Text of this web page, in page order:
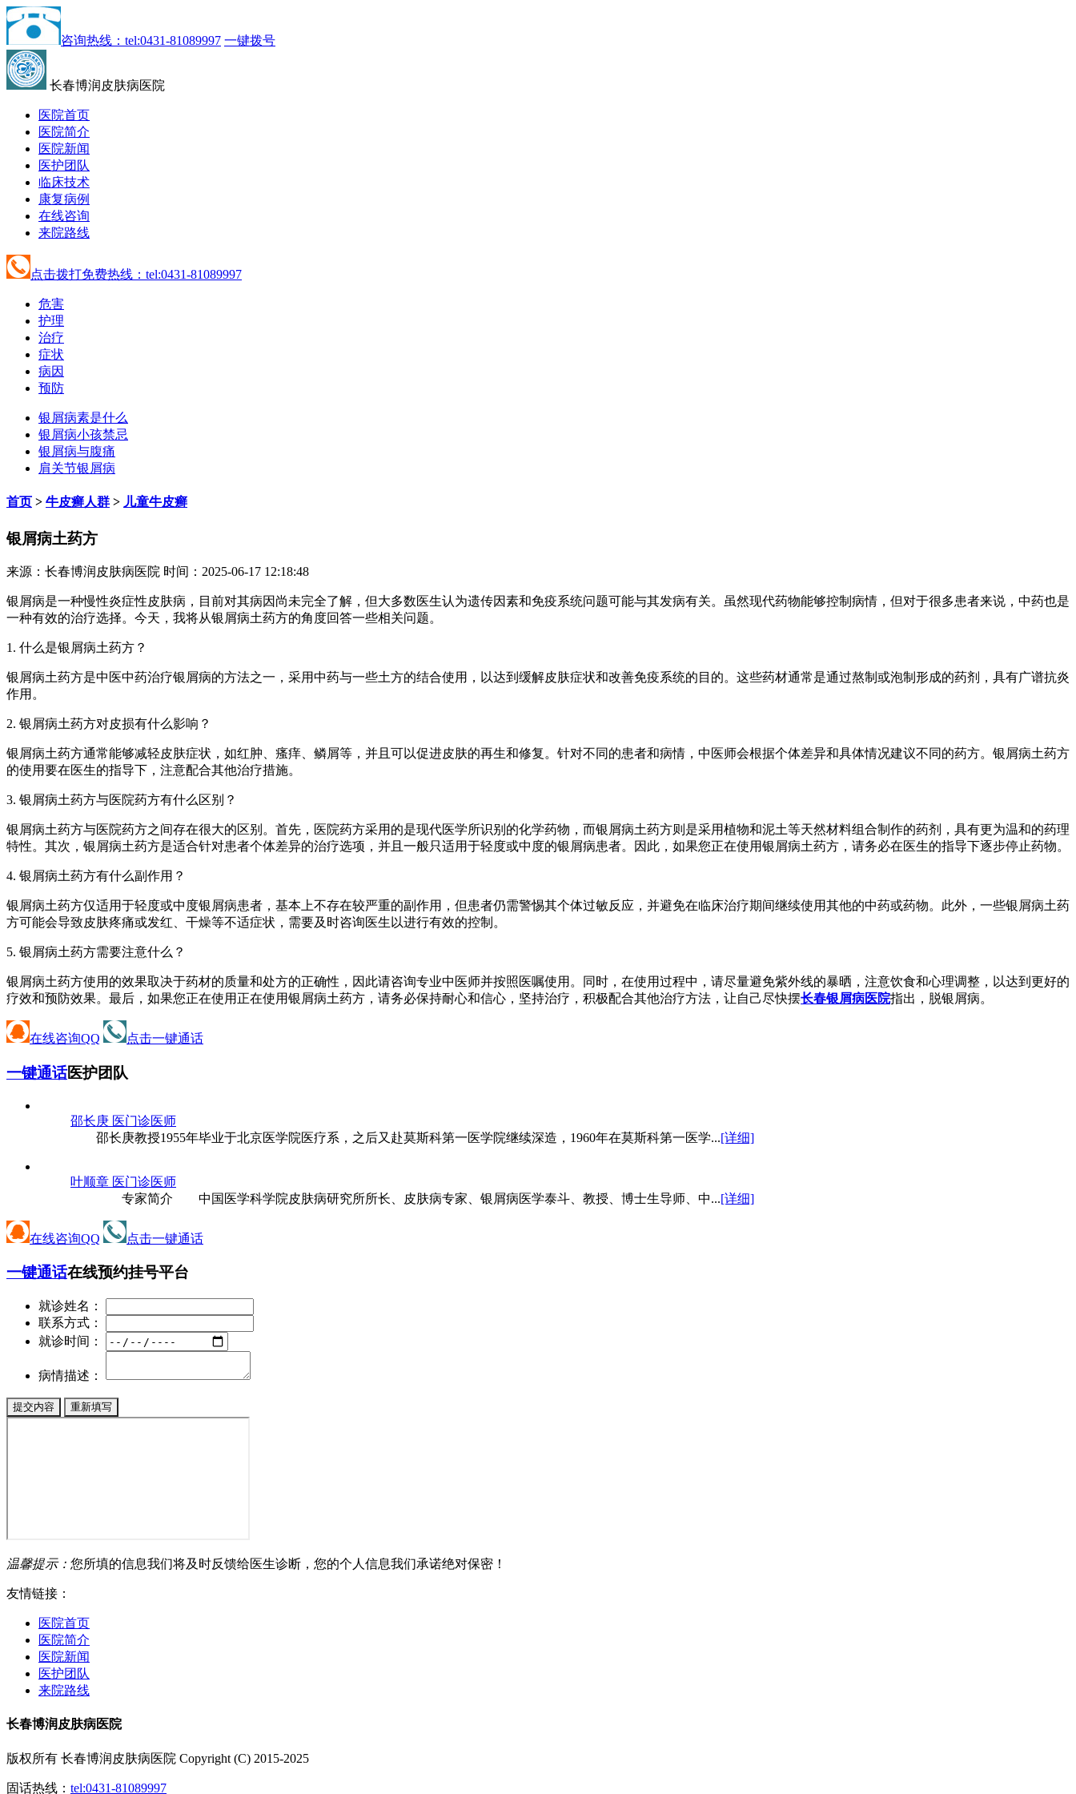
咨询热线：tel:0431-81089997 一键拨号
长春博润皮肤病医院
医院首页
医院简介
医院新闻
医护团队
临床技术
康复病例
在线咨询
来院路线
点击拨打免费热线：tel:0431-81089997
危害
护理
治疗
症状
病因
预防
银屑病素是什么
银屑病小孩禁忌
银屑病与腹痛
肩关节银屑病
首页 > 牛皮癣人群 > 儿童牛皮癣
银屑病土药方
来源：长春博润皮肤病医院 时间：2025-06-17 12:18:48
银屑病是一种慢性炎症性皮肤病，目前对其病因尚未完全了解，但大多数医生认为遗传因素和免疫系统问题可能与其发病有关。虽然现代药物能够控制病情，但对于很多患者来说，中药也是
一种有效的治疗选择。今天，我将从银屑病土药方的角度回答一些相关问题。
1. 什么是银屑病土药方？
银屑病土药方是中医中药治疗银屑病的方法之一，采用中药与一些土方的结合使用，以达到缓解皮肤症状和改善免疫系统的目的。这些药材通常是通过熬制或泡制形成的药剂，具有广谱抗炎
作用。
2. 银屑病土药方对皮损有什么影响？
银屑病土药方通常能够减轻皮肤症状，如红肿、瘙痒、鳞屑等，并且可以促进皮肤的再生和修复。针对不同的患者和病情，中医师会根据个体差异和具体情况建议不同的药方。银屑病土药方
的使用要在医生的指导下，注意配合其他治疗措施。
3. 银屑病土药方与医院药方有什么区别？
银屑病土药方与医院药方之间存在很大的区别。首先，医院药方采用的是现代医学所识别的化学药物，而银屑病土药方则是采用植物和泥土等天然材料组合制作的药剂，具有更为温和的药理
特性。其次，银屑病土药方是适合针对患者个体差异的治疗选项，并且一般只适用于轻度或中度的银屑病患者。因此，如果您正在使用银屑病土药方，请务必在医生的指导下逐步停止药物。
4. 银屑病土药方有什么副作用？
银屑病土药方仅适用于轻度或中度银屑病患者，基本上不存在较严重的副作用，但患者仍需警惕其个体过敏反应，并避免在临床治疗期间继续使用其他的中药或药物。此外，一些银屑病土药
方可能会导致皮肤疼痛或发红、干燥等不适症状，需要及时咨询医生以进行有效的控制。
5. 银屑病土药方需要注意什么？
银屑病土药方使用的效果取决于药材的质量和处方的正确性，因此请咨询专业中医师并按照医嘱使用。同时，在使用过程中，请尽量避免紫外线的暴晒，注意饮食和心理调整，以达到更好的
疗效和预防效果。最后，如果您正在使用正在使用银屑病土药方，请务必保持耐心和信心，坚持治疗，积极配合其他治疗方法，让自己尽快摆长春银屑病医院指出，脱银屑病。
在线咨询QQ 点击一键通话
一键通话医护团队
邵长庚 医门诊医师
邵长庚教授1955年毕业于北京医学院医疗系，之后又赴莫斯科第一医学院继续深造，1960年在莫斯科第一医学...[详细]
叶顺章 医门诊医师
专家简介 中国医学科学院皮肤病研究所所长、皮肤病专家、银屑病医学泰斗、教授、博士生导师、中...[详细]
在线咨询QQ 点击一键通话
一键通话在线预约挂号平台
就诊姓名：
联系方式：
就诊时间：
病情描述：
温馨提示： 您所填的信息我们将及时反馈给医生诊断，您的个人信息我们承诺绝对保密！
友情链接：
医院首页
医院简介
医院新闻
医护团队
来院路线
长春博润皮肤病医院
版权所有 长春博润皮肤病医院 Copyright (C) 2015-2025
固话热线： tel:0431-81089997